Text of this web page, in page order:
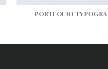
PORTFOLIO